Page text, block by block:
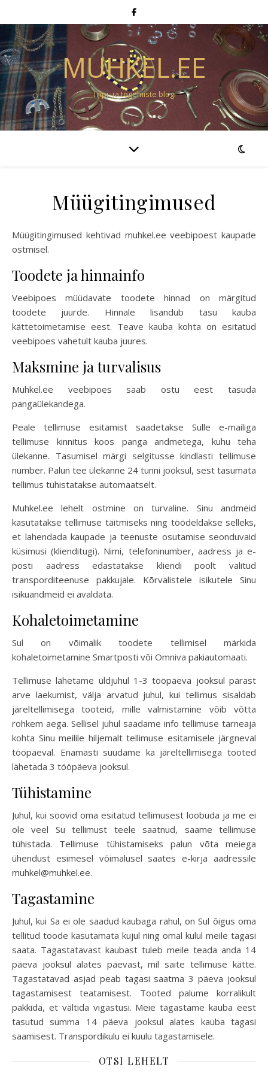
MUHKEL.EE
Tripi- ja tegemiste blogi
Müügitingimused
Müügitingimused kehtivad muhkel.ee veebipoest kaupade
ostmisel.
Toodete ja hinnainfo
Veebipoes müüdavate toodete hinnad on märgitud
toodete juurde. Hinnale lisandub tasu kauba
kättetoimetamise eest. Teave kauba kohta on esitatud
veebipoes vahetult kauba juures.
Maksmine ja turvalisus
Muhkel.ee veebipoes saab ostu eest tasuda
pangaülekandega.
Peale tellimuse esitamist saadetakse Sulle e-mailiga
tellimuse kinnitus koos panga andmetega, kuhu teha
ülekanne. Tasumisel märgi selgitusse kindlasti tellimuse
number. Palun tee ülekanne 24 tunni jooksul, sest tasumata
tellimus tühistatakse automaatselt.
Muhkel.ee lehelt ostmine on turvaline. Sinu andmeid
kasutatakse tellimuse täitmiseks ning töödeldakse selleks,
et lahendada kaupade ja teenuste osutamise seonduvaid
küsimusi (klienditugi). Nimi, telefoninumber, aadress ja e-
posti aadress edastatakse kliendi poolt valitud
transporditeenuse pakkujale. Kõrvalistele isikutele Sinu
isikuandmeid ei avaldata.
Kohaletoimetamine
Sul on võimalik toodete tellimisel märkida
kohaletoimetamine Smartposti või Omniva pakiautomaati.
Tellimuse lähetame üldjuhul 1-3 tööpäeva jooksul pärast
arve laekumist, välja arvatud juhul, kui tellimus sisaldab
järeltellimisega tooteid, mille valmistamine võib võtta
rohkem aega. Sellisel juhul saadame info tellimuse tarneaja
kohta Sinu meilile hiljemalt tellimuse esitamisele järgneval
tööpäeval. Enamasti suudame ka järeltellimisega tooted
lähetada 3 tööpäeva jooksul.
Tühistamine
Juhul, kui soovid oma esitatud tellimusest loobuda ja me ei
ole veel Su tellimust teele saatnud, saame tellimuse
tühistada. Tellimuse tühistamiseks palun võta meiega
ühendust esimesel võimalusel saates e-kirja aadressile
muhkel@muhkel.ee.
Tagastamine
Juhul, kui Sa ei ole saadud kaubaga rahul, on Sul õigus oma
tellitud toode kasutamata kujul ning omal kulul meile tagasi
saata. Tagastatavast kaubast tuleb meile teada anda 14
päeva jooksul alates päevast, mil saite tellimuse kätte.
Tagastatavad asjad peab tagasi saatma 3 päeva jooksul
tagastamisest teatamisest. Tooted palume korralikult
pakkida, et vältida vigastusi. Meie tagastame kauba eest
tasutud summa 14 päeva jooksul alates kauba tagasi
saamisest. Transpordikulu ei kuulu tagastamisele.
OTSI LEHELT